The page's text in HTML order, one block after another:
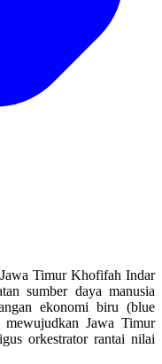
Timur Khofifah Indar
sumber daya manusia
ekonomi biru (blue
Jawa Timur
orkestrator rantai nilai